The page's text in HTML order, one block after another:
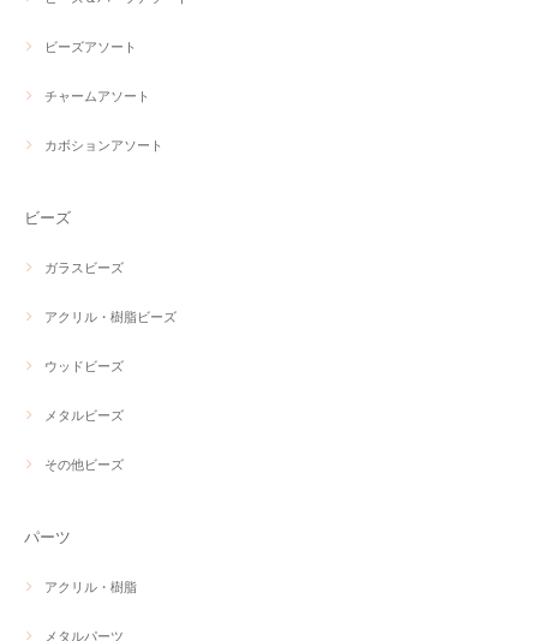
ビーズアソート
チャームアソート
カボションアソート
ビーズ
ガラスビーズ
アクリル・樹脂ビーズ
ウッドビーズ
メタルビーズ
その他ビーズ
パーツ
アクリル・樹脂
メタルパーツ